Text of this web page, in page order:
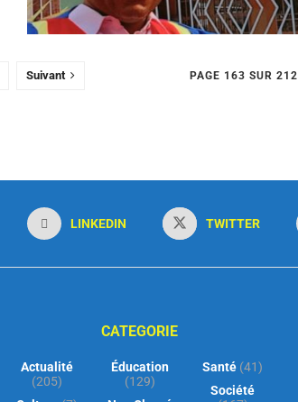
PAGE 163 SUR 212
Suivant
LINKEDIN TWITTER
CATEGORIE
Actualité
(205)
Éducation
(129)
Santé (41)
Société